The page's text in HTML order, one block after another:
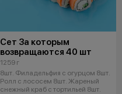
Сет За которым
возвращаются 40 шт
1259 г
8шт. Филадельфия с огурцом 8шт.
Ролл с лососем 8шт. Жареный
снежный краб с тортильей 8шт.